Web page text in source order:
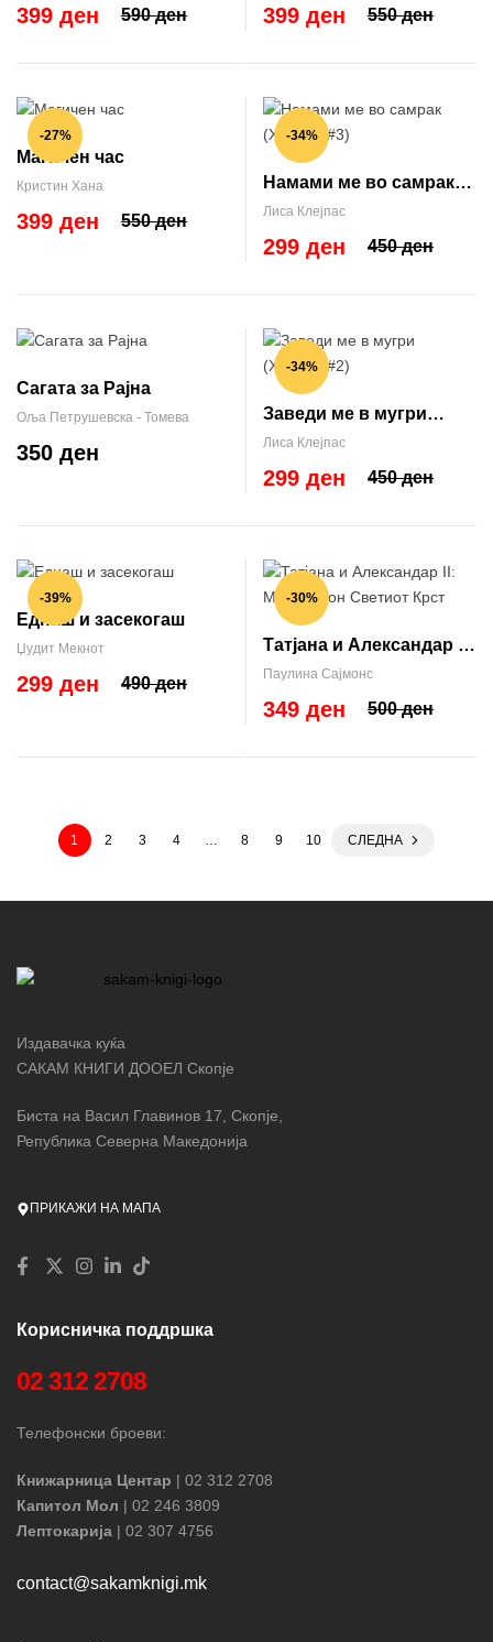
590 ден
399 ден 550 ден
399 ден
-27%
Магичен час
Кристин Хана
550 ден
399 ден
-34%
Намами ме во самрак
(Хатавеј #3)
Лиса Клејпас
450 ден
299 ден
Сагата за Рајна
Оља Петрушевска - Томева
350 ден
-34%
Заведи ме в мугри
(Хатавеј #2)
Лиса Клејпас
450 ден
299 ден
-39%
Еднаш и засекогаш
Џудит Мекнот
490 ден
299 ден
-30%
Татјана и Александар II:
Мостот Кон Светиот
Крст
Паулина Сајмонс
500 ден
349 ден
1 2 3 4 … 8 9 10 СЛЕДНА
Издавачка куќа
САКАМ КНИГИ ДООЕЛ Скопје
Биста на Васил Главинов 17, Скопје,
Република Северна Македонија
ПРИКАЖИ НА МАПА
Корисничка поддршка
02 312 2708
Телефонски броеви:
Книжарница Центар | 02 312 2708
Капитол Мол | 02 246 3809
Лептокарија | 02 307 4756
contact@sakamknigi.mk